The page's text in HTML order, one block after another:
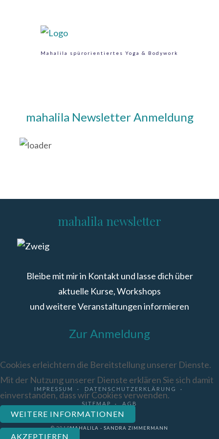
Mahalila spürorientiertes Yoga & Bodywork
mahalila Newsletter Anmeldung
mahalila newsletter
Bleibe mit mir in Kontakt und lasse dich über
aktuelle Kurse, Workshops
und weitere Veranstaltungen informieren
Zur Anmeldung
IMPRESSUM DATENSCHUTZERKLÄRUNG
SITEMAP AGB
© 2019MAHALILA - SANDRA ZIMMERMANN
Cookies erleichtern die Bereitstellung unserer Dienste.
Mit der Nutzung unserer Dienste erklären Sie sich damit
einverstanden, dass wir Cookies verwenden.
WEITERE INFORMATIONEN
AKZEPTIEREN